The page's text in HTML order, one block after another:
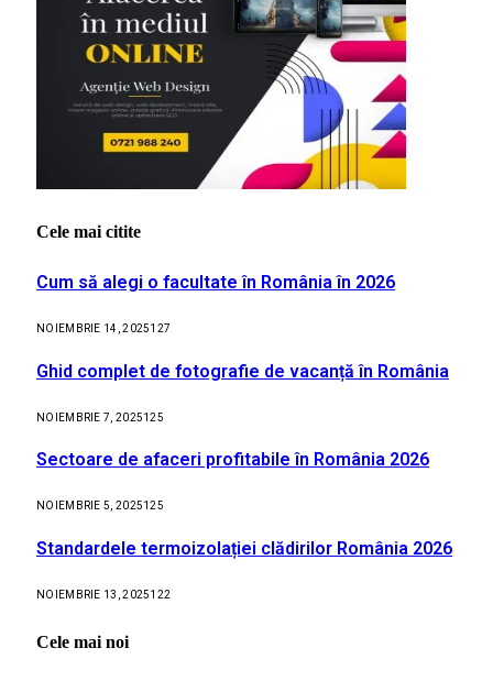
Cele mai citite
Cum să alegi o facultate în România în 2026
NOIEMBRIE 14, 2025127
Ghid complet de fotografie de vacanță în România
NOIEMBRIE 7, 2025125
Sectoare de afaceri profitabile în România 2026
NOIEMBRIE 5, 2025125
Standardele termoizolației clădirilor România 2026
NOIEMBRIE 13, 2025122
Cele mai noi